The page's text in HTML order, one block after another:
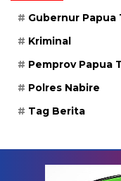
Gubernur Papua
Kriminal
Pemprov Papua
Polres Nabire
Tag Berita